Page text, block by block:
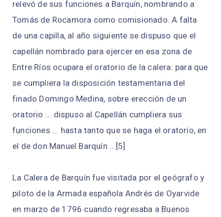
relevó de sus funciones a Barquín, nombrando a
Tomás de Rocamora como comisionado. A falta
de una capilla, al año siguiente se dispuso que el
capellán nombrado para ejercer en esa zona de
Entre Ríos ocupara el oratorio de la calera: para que
se cumpliera la disposición testamentaria del
finado Domingo Medina, sobre erección de un
oratorio ... dispuso al Capellán cumpliera sus
funciones ... hasta tanto que se haga el oratorio, en
el de don Manuel Barquín ...[5]​
La Calera de Barquín fue visitada por el geógrafo y
piloto de la Armada española Andrés de Oyarvide
en marzo de 1796 cuando regresaba a Buenos